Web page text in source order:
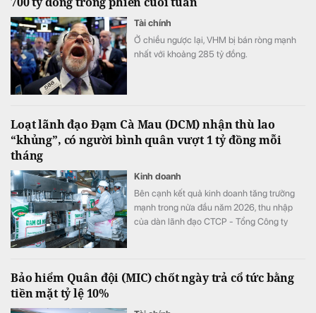
Tài chính
Ở chiều ngược lại, VHM bị bán ròng mạnh
nhất với khoảng 285 tỷ đồng.
Loạt lãnh đạo Đạm Cà Mau (DCM) nhận thù lao
“khủng”, có người bình quân vượt 1 tỷ đồng mỗi
tháng
Kinh doanh
Bên cạnh kết quả kinh doanh tăng trưởng
mạnh trong nửa đầu năm 2026, thu nhập
của dàn lãnh đạo CTCP - Tổng Công ty
tỷ đồng chỉ sau 6 tháng, đặc biệt có trường
Bảo hiểm Quân đội (MIC) chốt ngày trả cổ tức bằng
tiền mặt tỷ lệ 10%